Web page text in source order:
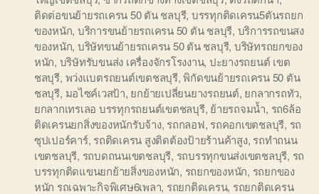
ติดต่อขนย้ายรถเครน 50 ตัน ชลบุรี, บรรทุกติดเครน5ตันรถยก
ของหนัก, บริการขนย้ายรถเครน 50 ตัน ชลบุรี, บริการรถขนสง
ของหนัก, บริษัทขนย้ายรถเครน 50 ตัน ชลบุรี, บริษัทรถยกของ
หนัก, บริษัทรับขนส่ง เครื่องจักรโรงงาน, ปะยางรถยนต์ เขต
ชลบุรี, พว่งแบตรถยนต์เขตชลบุรี,พิกัดขนย้ายรถเครน 50 ตัน
ชลบุรี, มอไซค์เวสป้า, ยกย้ายเปลี่ยนยางรถยนต์, ยกลากรถทัว,
ยกลากเทรเลอ บรรทุกรถยนต์เขตชลบุรี, ย้ายรถจมน้ำ, รถ6ล้อ
ติดเครนยกสิ่งของหนักรับจ้าง, รถกลอฟ, รถคอกเขตชลบุรี, รถ
ซุปเปอร์คาร์, รถติดเครน สูงติดต้องป้ายร้านค้าสูง, รถทำถนน
เขตชลบุรี, รถบดถนนเขตชลบุรี, รถบรรทุกขนส่งเขตชลบุรี, รถ
บรรทุกติดแขนยกย้ายสิ่งของหนัก, รถยกของหนัก, รถยกของ
หนัก รถเฉพาะกิจพิเศษ6เพลา, รถยกติดเครน, รถยกติดเครน